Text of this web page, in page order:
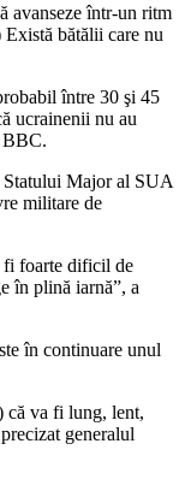
avanseze într-un ritm
bătălii care nu
între 30 şi 45
ucrainenii nu au
BBC.
Statului Major al SUA
militare de
fi foarte dificil de
în plină iarnă”, a
în continuare unul
că va fi lung, lent,
generalul